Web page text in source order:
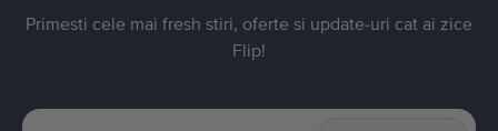
Primesti cele mai fresh stiri, oferte si update-uri cat ai zice
Flip!